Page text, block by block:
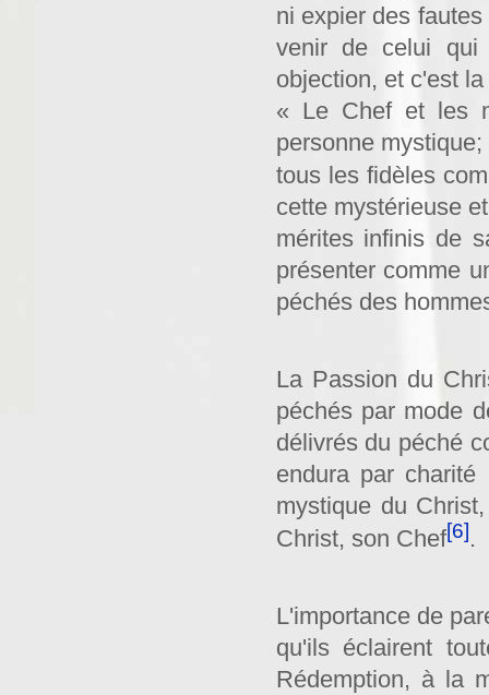
ni expier des
venir de celui qui
objection, et c'est
« Le Chef et les
personne
tous les fidèles
cette mystérieuse
mérites infinis de
présenter comme
péchés des
La Passion du
péchés par mode
délivrés du péché
endura par
mystique du
Christ, son Chef[6].
L'importance de
qu'ils éclairent
Rédemption, à la